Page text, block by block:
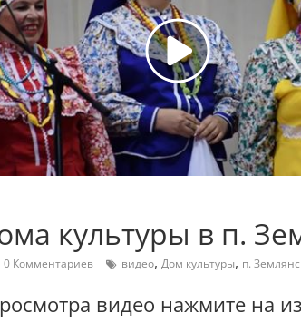
культуры в п.
0 Комментариев видео, Дом культуры, п.
видео нажмите на